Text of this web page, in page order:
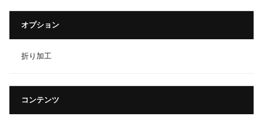
オプション
折り加工
コンテンツ